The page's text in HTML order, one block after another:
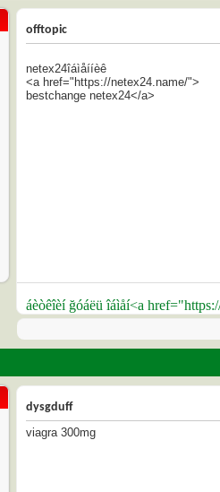
offtopic
netex24îáìåííèê
<a href="https://netex24.name/">
bestchange netex24</a>
áèòêîèí ğóáëü îáìåí<a
dysgduff
viagra 300mg